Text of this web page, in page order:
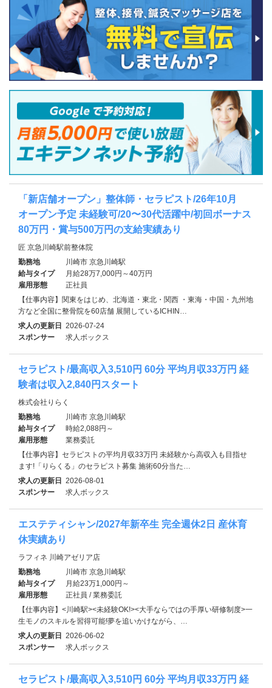
「新店舗オープン」整体師・セラピスト/26年10月
オープン予定 未経験可/20〜30代活躍中/初回ボーナス
80万円・賞与500万円の支給実績あり
匠 京急川崎駅前整体院
勤務地
川崎市 京急川崎駅
給与タイプ
月給28万7,000円～40万円
雇用形態
正社員
【仕事内容】関東をはじめ、北海道・東北・関西 ・東海・中国・九州地
方など全国に整骨院を60店舗 展開しているICHIN…
求人の更新日 2026-07-24
スポンサー
求人ボックス
セラピスト/最高収入3,510円 60分 平均月収33万円 経
験者は収入2,840円スタート
株式会社りらく
勤務地
川崎市 京急川崎駅
給与タイプ
時給2,088円～
雇用形態
業務委託
【仕事内容】セラピストの平均月収33万円 未経験から高収入も目指せ
ます!「りらくる」のセラピスト募集 施術60分当た…
求人の更新日 2026-08-01
スポンサー
求人ボックス
エステティシャン/2027年新卒生 完全週休2日 産休育
休実績あり
ラフィネ 川崎アゼリア店
勤務地
川崎市 京急川崎駅
給与タイプ
月給23万1,000円～
雇用形態
正社員 / 業務委託
【仕事内容】<川崎駅><未経験OK!><大手ならではの手厚い研修制度>一
生モノのスキルを習得可能!夢を追いかけながら、…
求人の更新日 2026-06-02
スポンサー
求人ボックス
セラピスト/最高収入3,510円 60分 平均月収33万円 経